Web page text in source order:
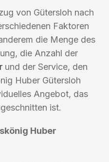
von Gütersloh nach
Faktoren
die Menge des
die Anzahl der
und der Service, den
Huber Gütersloh
Angebot, das
ist.
Huber